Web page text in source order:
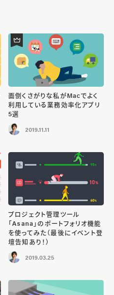
面倒くさがりな私がMacでよく
利用している業務効率化アプリ
5選
2019.11.11
プロジェクト管理ツール
「Asana」のポートフォリオ機能
を使ってみた（最後にイベント登
壇告知あり！）
2019.03.25